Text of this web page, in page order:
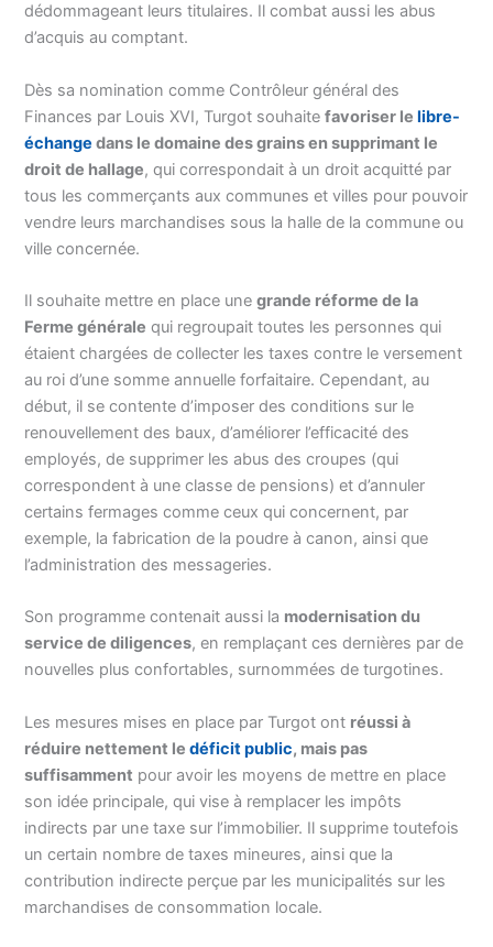
dédommageant leurs titulaires. Il combat aussi les abus
d’acquis au comptant.
Dès sa nomination comme Contrôleur général des
Finances par Louis XVI, Turgot souhaitefavoriser lelibre-
échange dans le domaine des grains en supprimant le
droit de hallage, qui correspondait à un droit acquitté par
tous les commerçants aux communes et villes pour pouvoir
vendre leurs marchandises sous la halle de la commune ou
ville concernée.
Il souhaite mettre en place unegrande réforme de la
Ferme générale qui regroupait toutes les personnes qui
étaient chargées de collecter les taxes contre le versement
au roi d’une somme annuelle forfaitaire. Cependant, au
début, il se contente d’imposer des conditions sur le
renouvellement des baux, d’améliorer l’efficacité des
employés, de supprimer les abus des croupes (qui
correspondent à une classe de pensions) et d’annuler
certains fermages comme ceux qui concernent, par
exemple, la fabrication de la poudre à canon, ainsi que
l’administration des messageries.
Son programme contenait aussi la modernisation du
service de diligences, en remplaçant ces dernières par de
nouvelles plus confortables, surnommées de turgotines.
Les mesures mises en place par Turgot ont réussi à
réduire nettement ledéficit public, mais pas
suffisamment pour avoir les moyens de mettre en place
son idée principale, qui vise à remplacer les impôts
indirects par une taxe sur l’immobilier. Il supprime toutefois
un certain nombre de taxes mineures, ainsi que la
contribution indirecte perçue par les municipalités sur les
marchandises de consommation locale.